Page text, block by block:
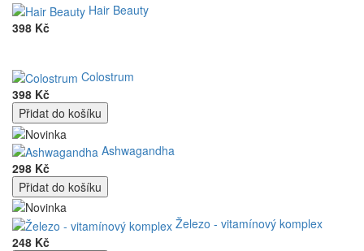
Hair Beauty
398 Kč
Colostrum
398 Kč
Ashwagandha
298 Kč
Železo - vitamínový komplex
248 Kč